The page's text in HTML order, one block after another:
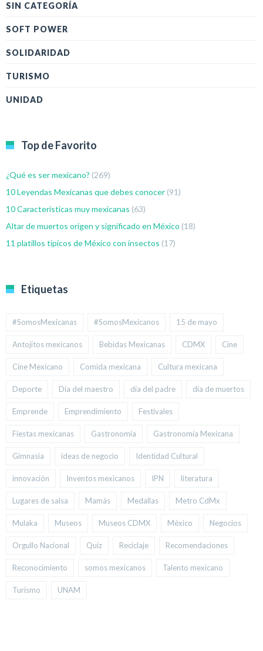
SIN CATEGORÍA
SOFT POWER
SOLIDARIDAD
TURISMO
UNIDAD
Top de Favorito
¿Qué es ser mexicano? (269)
10 Leyendas Mexicanas que debes conocer (91)
10 Características muy mexicanas (63)
Altar de muertos origen y significado en México (18)
11 platillos típicos de México con insectos (17)
Etiquetas
#SomosMexicanas #SomosMexicanos 15 de mayo
Antojitos mexicanos Bebidas Mexicanas CDMX Cine
Cine Mexicano Comida mexicana Cultura mexicana
Deporte Día del maestro día del padre día de muertos
Emprende Emprendimiento Festivales
Fiestas mexicanas Gastronomía Gastronomía Mexicana
Gimnasia ideas de negocio Identidad Cultural
innovación Inventos mexicanos IPN literatura
Lugares de salsa Mamás Medallas Metro CdMx
Mulaka Museos Museos CDMX México Negocios
Orgullo Nacional Quiz Reciclaje Recomendaciones
Reconocimiento somos mexicanos Talento mexicano
Turismo UNAM